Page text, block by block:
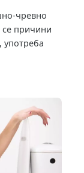
чревно
причини
употреба